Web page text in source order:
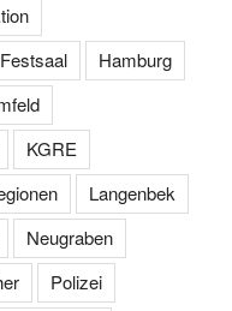
Hamburg
KGRE
Langenbek
Neugraben
Polizei